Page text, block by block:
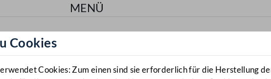
Navigationsmenü öffnen
MENÜ
Cookies
Cookies: Zum einen sind sie erforderlich für die Herstellung